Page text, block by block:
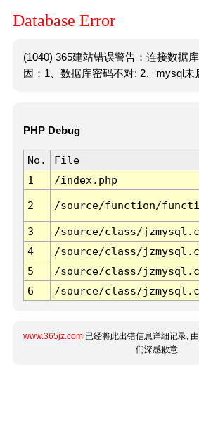
Database Error
(1040) 365建站错误警告：连接数据
因：1、数据库密码不对; 2、mysql未
PHP Debug
No. File
1
/index.php
2 /source/function/
3 /source/class/
4
/source/class/
5
/source/class/
6
/source/class/
www.365jz.com 已经将此出错信息详细记录,
们深感歉意.